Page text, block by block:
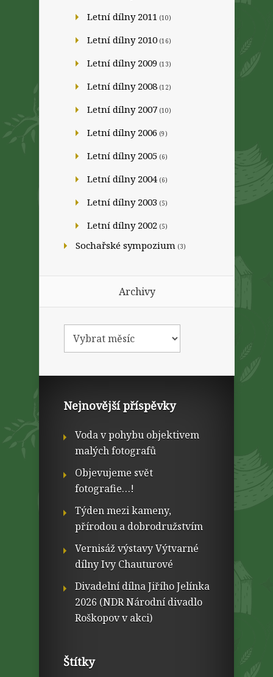
Letní dílny 2011 (10)
Letní dílny 2010 (16)
Letní dílny 2009 (13)
Letní dílny 2008 (12)
Letní dílny 2007 (10)
Letní dílny 2006 (9)
Letní dílny 2005 (6)
Letní dílny 2004 (6)
Letní dílny 2003 (5)
Letní dílny 2002 (5)
Sochařské sympozium (3)
Archivy
Nejnovější příspěvky
Voda v pohybu objektivem
malých fotografů
Objevujeme svět
fotografie…!
Týden mezi kameny,
přírodou a dobrodružstvím
Vernisáž výstavy Výtvarné
dílny Ivy Chauturové
Divadelní dílna Jiřího Jelínka
2026 (NDR Národní divadlo
Roškopov v akci)
Štítky